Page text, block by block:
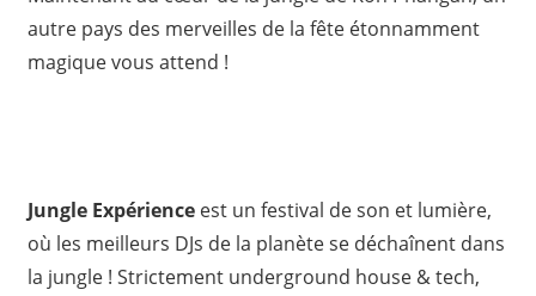
autre pays des merveilles de la fête étonnamment
magique vous attend !
Jungle Expérienceest un festival de son et lumière,
où les meilleurs DJs de la planète se déchaînent dans
la jungle ! Strictement underground house & tech,